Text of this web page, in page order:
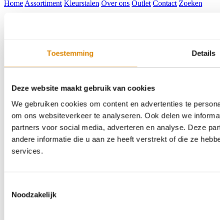
Toestemming Details
Deze website maakt gebruik van cookies
We gebruiken cookies om content en advertenties te
om ons websiteverkeer te analyseren. Ook delen we
partners voor social media, adverteren en analyse. Deze
andere informatie die u aan ze heeft verstrekt of die ze
services.
Noodzakelijk
HomeAssortiment Kleurstalen Over ons Outlet Contact Zoeken